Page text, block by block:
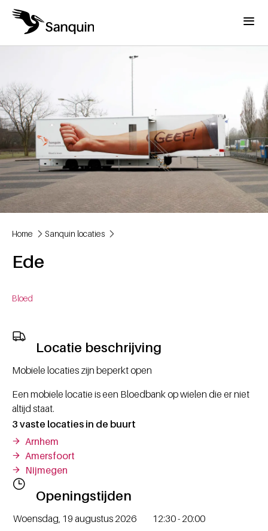
Overslaan en naar de inhoud gaan
Menu
Home Sanquin locaties
Ede
Bloed
Locatie beschrijving
Mobiele locaties zijn beperkt open
Een mobiele locatie is een Bloedbank op wielen die er niet
altijd staat.
3 vaste locaties in de buurt
Arnhem
Amersfoort
Nijmegen
Openingstijden
Dag / Datum
Woensdag, 19 augustus 2026
12:30 - 20:00